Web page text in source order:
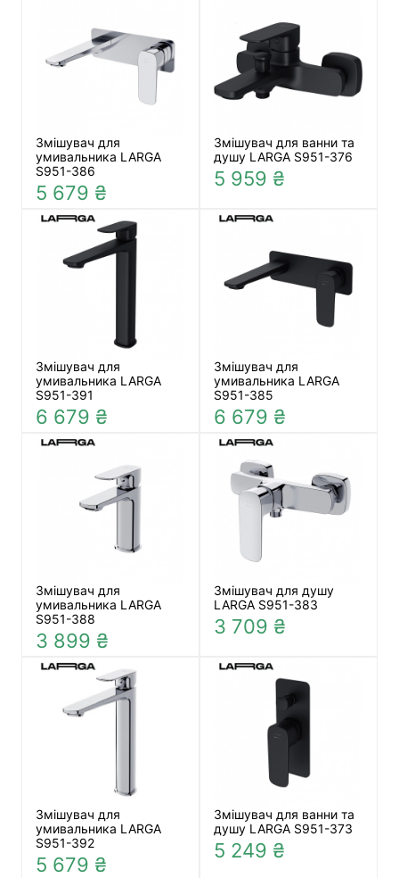
Змішувач для
умивальника LARGA
S951-386
5 679 ₴
Змішувач для ванни та
душу LARGA S951-376
5 959 ₴
Змішувач для
умивальника LARGA
S951-391
6 679 ₴
Змішувач для
умивальника LARGA
S951-385
6 679 ₴
Змішувач для
умивальника LARGA
S951-388
3 899 ₴
Змішувач для душу
LARGA S951-383
3 709 ₴
Змішувач для
умивальника LARGA
S951-392
5 679 ₴
Змішувач для ванни та
душу LARGA S951-373
5 249 ₴